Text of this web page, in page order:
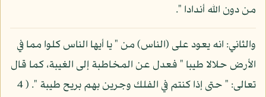
من دون الله أندادا ".
والثاني: انه يعود على (الناس) من " يا أيها الناس كلوا مما في
الأرض حلالا طيبا " فعدل عن المخاطبة إلى الغيبة، كما قال
تعالى: " حتى إذا كنتم في الفلك وجرين بهم بريح طيبة ". ( 4